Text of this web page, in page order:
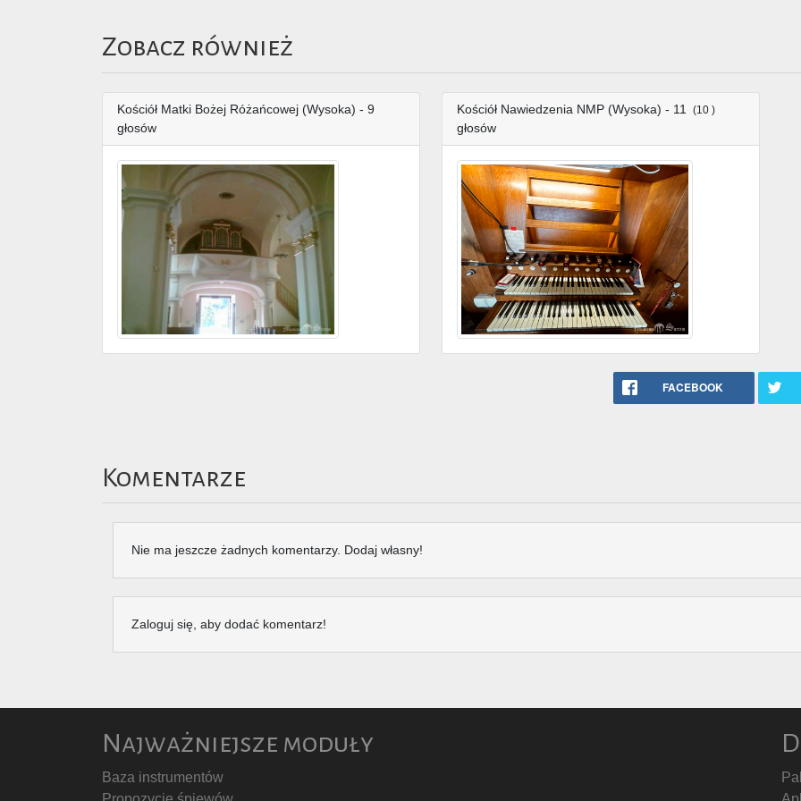
Zobacz również
Kościół Matki Bożej Różańcowej (Wysoka) - 9
głosów
Kościół Nawiedzenia NMP (Wysoka) - 11 (10 )
głosów
FACEBOOK
Komentarze
Nie ma jeszcze żadnych komentarzy. Dodaj własny!
Zaloguj się, aby dodać komentarz!
Najważniejsze moduły
Baza instrumentów